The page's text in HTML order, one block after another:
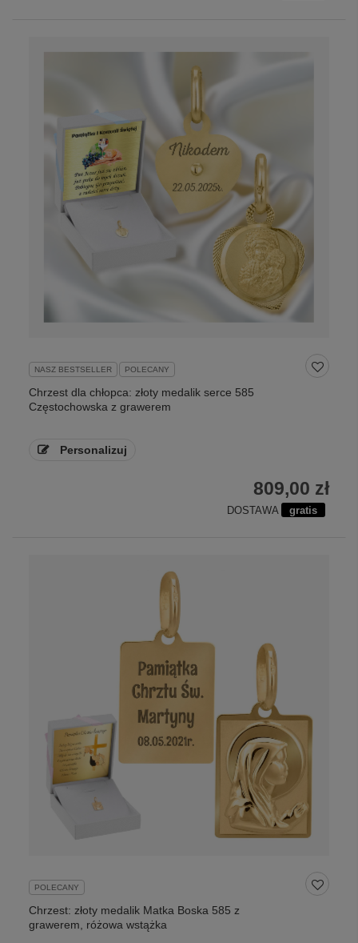
NASZ BESTSELLER POLECANY
Chrzest dla chłopca: złoty medalik serce 585
Częstochowska z grawerem
Personalizuj
809,00 zł
DOSTAWA gratis
POLECANY
Chrzest: złoty medalik Matka Boska 585 z
grawerem, różowa wstążka